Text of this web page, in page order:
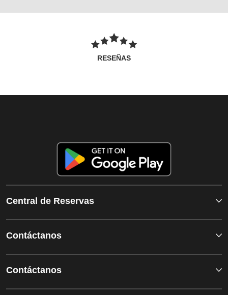
RESEÑAS
Central de Reservas
Contáctanos
Contáctanos